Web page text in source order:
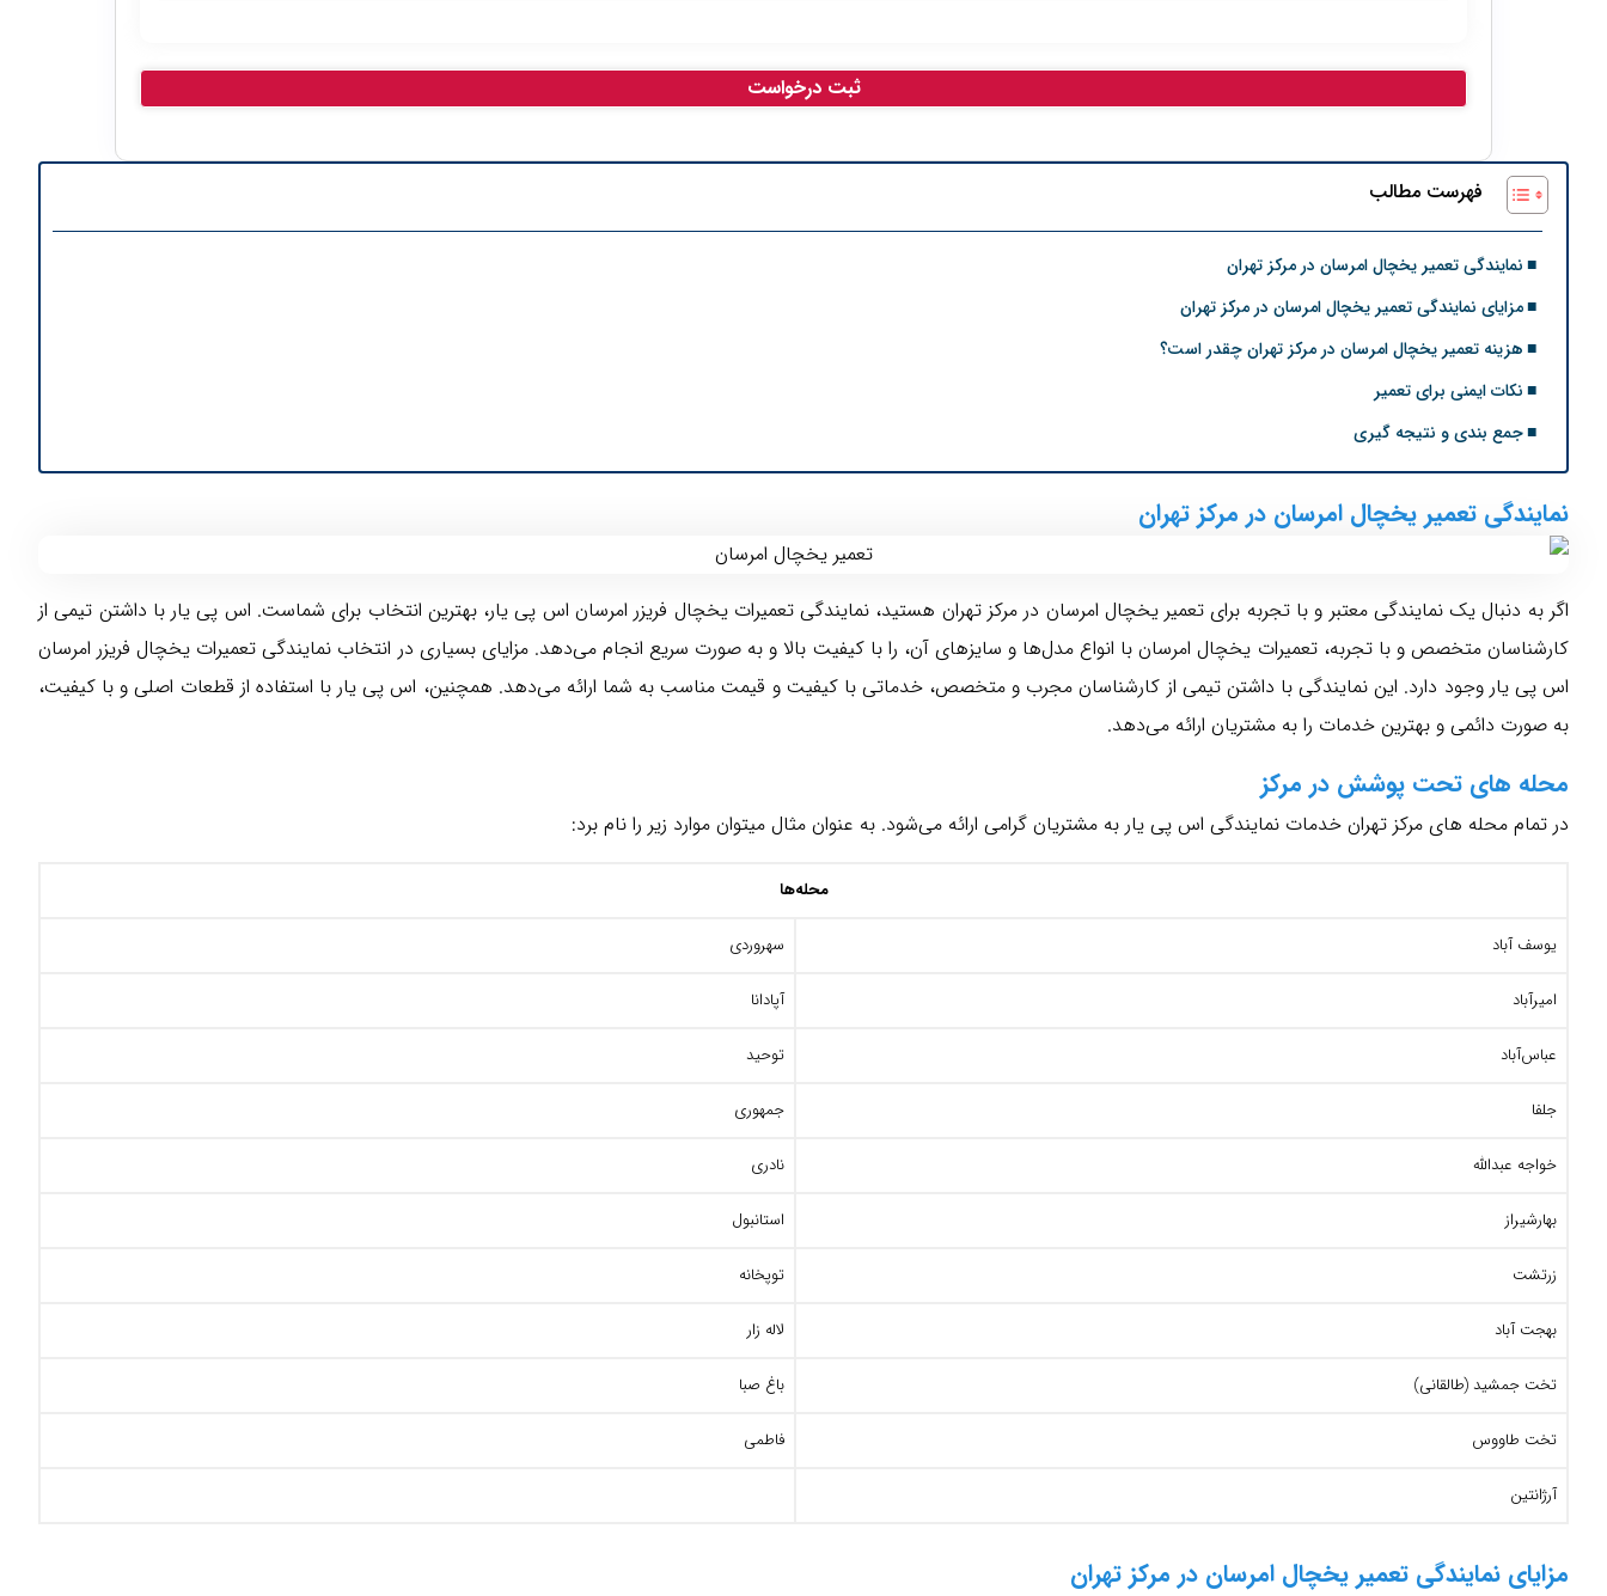
فهرست مطالب
نمایندگی تعمیر یخچال امرسان در مرکز تهران
مزایای نمایندگی تعمیر یخچال امرسان در مرکز تهران
هزینه تعمیر یخچال امرسان در مرکز تهران چقدر است؟
نکات ایمنی برای تعمیر
جمع بندی و نتیجه گیری
نمایندگی تعمیر یخچال امرسان در مرکز تهران
اگر به دنبال یک نمایندگی معتبر و با تجربه برای تعمیر یخچال امرسان در مرکز تهران هستید، نمایندگی تعمیرات یخچال فریزر امرسان اس پی یار، بهترین انتخاب برای شماست. اس پی یار با داشتن تیمی از
کارشناسان متخصص و با تجربه، تعمیرات یخچال امرسان با انواع مدل‌ها و سایزهای آن، را با کیفیت بالا و به صورت سریع انجام می‌دهد. مزایای بسیاری در انتخاب نمایندگی تعمیرات یخچال فریزر امرسان
اس پی یار وجود دارد. این نمایندگی با داشتن تیمی از کارشناسان مجرب و متخصص، خدماتی با کیفیت و قیمت مناسب به شما ارائه می‌دهد. همچنین، اس پی یار با استفاده از قطعات اصلی و با کیفیت،
به صورت دائمی و بهترین خدمات را به مشتریان ارائه می‌دهد.
محله های تحت پوشش در مرکز
در تمام محله های مرکز تهران خدمات نمایندگی اس پی یار به مشتریان گرامی ارائه می‌شود. به عنوان مثال میتوان موارد زیر را نام برد:
محله‌ها
یوسف آباد سهروردی
امیرآباد آپادانا
عباس‌آباد توحید
جلفا جمهوری
خواجه عبدالله نادری
بهارشیراز استانبول
زرتشت توپخانه
بهجت آباد لاله زار
تخت جمشید (طالقانی) باغ صبا
تخت طاووس فاطمی
آرژانتین
مزایای نمایندگی تعمیر یخچال امرسان در مرکز تهران